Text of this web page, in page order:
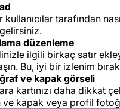
kullanıcılar tarafından
düzenleme
ilgili birkaç satır
Bu, iyi bir izlenim
ve kapak görseli
kartınızı daha dikkat
kapak veya profil